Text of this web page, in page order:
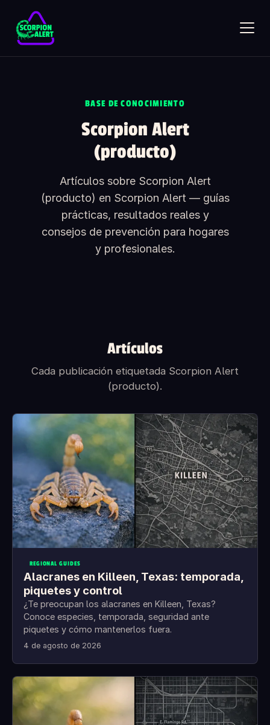
BASE DE CONOCIMIENTO
Scorpion Alert
(producto)
Artículos sobre Scorpion Alert
(producto) en Scorpion Alert — guías
prácticas, resultados reales y
consejos de prevención para hogares
y profesionales.
Artículos
Cada publicación etiquetada Scorpion Alert
(producto).
REGIONAL GUIDES
Alacranes en Killeen, Texas: temporada,
piquetes y control
¿Te preocupan los alacranes en Killeen, Texas?
Conoce especies, temporada, seguridad ante
piquetes y cómo mantenerlos fuera.
4 de agosto de 2026
SCORPION ALERT
AI assistant · online
Hola — ¿qué te gustaría saber?
Pregunta lo que quieras sobre Scorpion Alert. Elige una
pregunta de inicio o escribe la tuya.
¿Cómo funciona el detector de alacranes?
¿Cuánto cuesta?